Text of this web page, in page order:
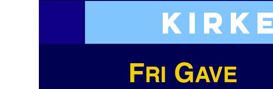
FRI GAVE